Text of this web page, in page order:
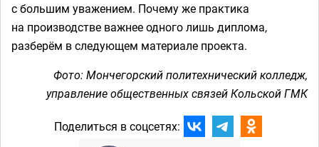
с большим уважением. Почему же практика
на производстве важнее одного лишь диплома,
разберём в следующем материале проекта.
Фото: Мончегорский политехнический колледж,
управление общественных связей Кольской ГМК
Поделиться в соцсетях: